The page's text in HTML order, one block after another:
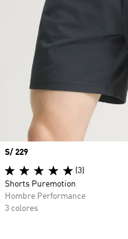
Precio
S/ 229
(3)
Shorts Puremotion
Hombre Performance
3 colores